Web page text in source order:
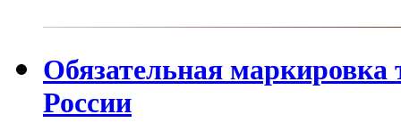
Обязательная
России